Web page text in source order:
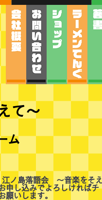
て～
ム
ノ島落語会 ～音楽をそえ
申し込みでよろしければチ
願いします。